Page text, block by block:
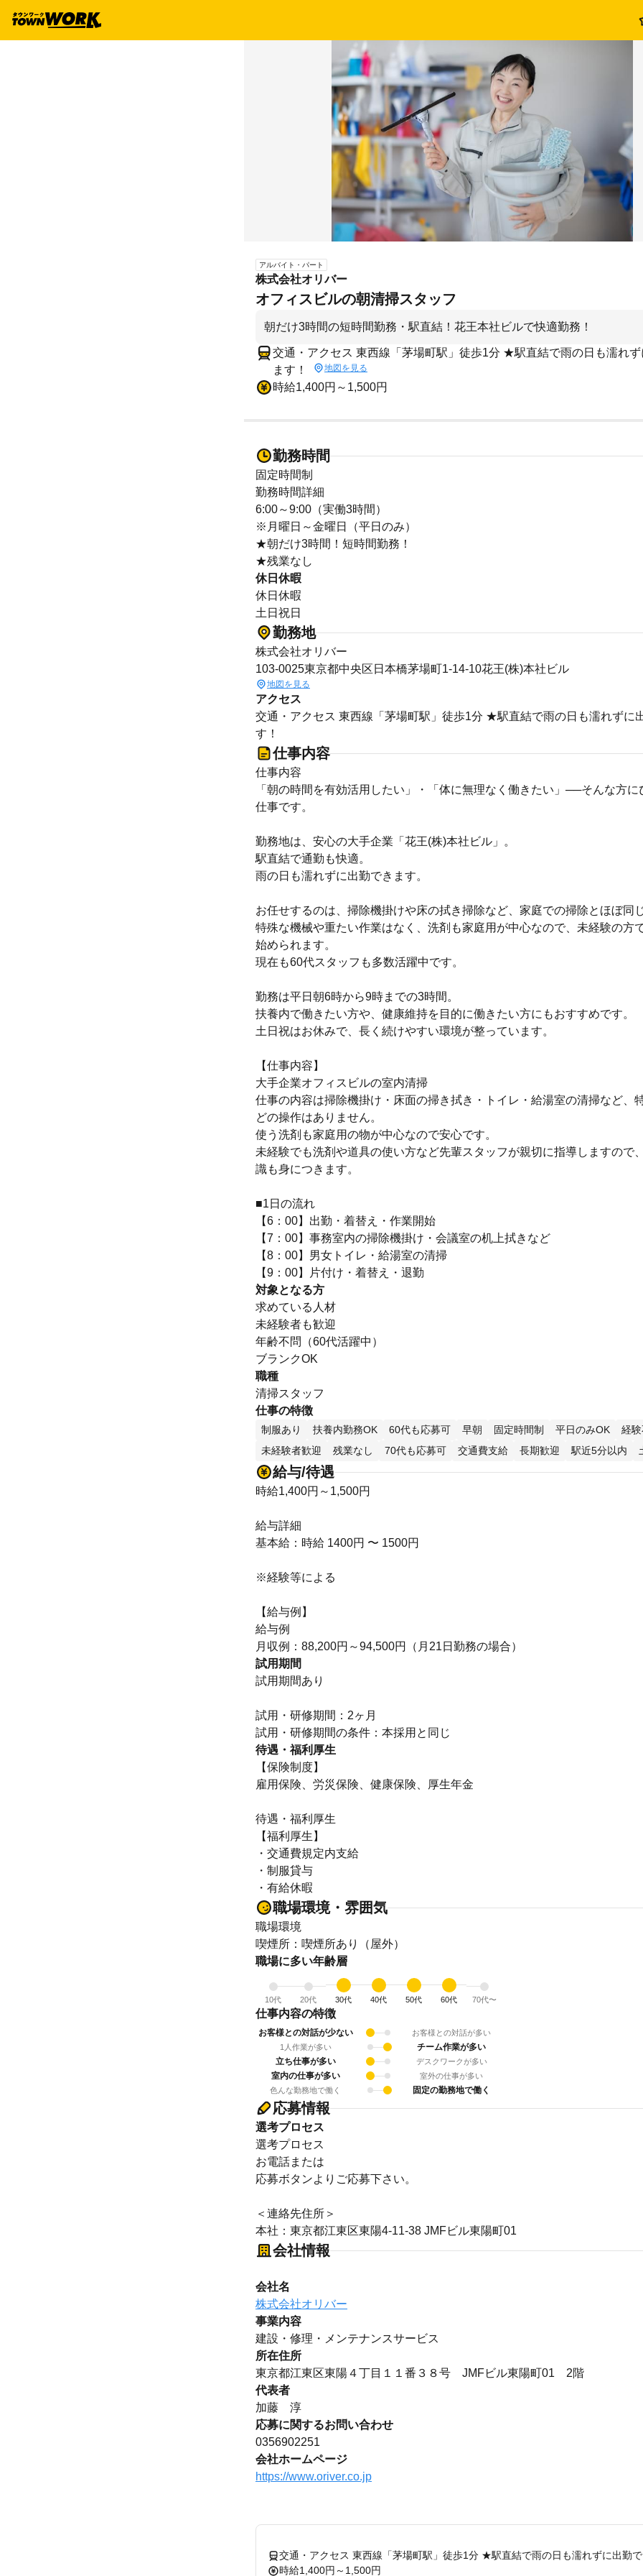
アルバイト・パート
株式会社オリバー
オフィスビルの朝清掃スタッフ
朝だけ3時間の短時間勤務・駅直結！花王本社ビルで快適勤務！
交通・アクセス 東西線「茅場町駅」徒歩1分 ★駅直結で雨の日も濡れず
ます！
地図を見る
時給1,400円～1,500円
勤務時間
固定時間制
勤務時間詳細
6:00～9:00（実働3時間）
※月曜日～金曜日（平日のみ）
★朝だけ3時間！短時間勤務！
★残業なし
休日休暇
休日休暇
土日祝日
勤務地
株式会社オリバー
103-0025東京都中央区日本橋茅場町1-14-10花王(株)本社ビル
地図を見る
アクセス
交通・アクセス 東西線「茅場町駅」徒歩1分 ★駅直結で雨の日も濡れずに
す！
仕事内容
仕事内容
「朝の時間を有効活用したい」・「体に無理なく働きたい」──そんな方に
仕事です。
勤務地は、安心の大手企業「花王(株)本社ビル」。
駅直結で通勤も快適。
雨の日も濡れずに出勤できます。
お任せするのは、掃除機掛けや床の拭き掃除など、家庭での掃除とほぼ同じ
特殊な機械や重たい作業はなく、洗剤も家庭用が中心なので、未経験の方
始められます。
現在も60代スタッフも多数活躍中です。
勤務は平日朝6時から9時までの3時間。
扶養内で働きたい方や、健康維持を目的に働きたい方にもおすすめです。
土日祝はお休みで、長く続けやすい環境が整っています。
【仕事内容】
大手企業オフィスビルの室内清掃
仕事の内容は掃除機掛け・床面の掃き拭き・トイレ・給湯室の清掃など、
どの操作はありません。
使う洗剤も家庭用の物が中心なので安心です。
未経験でも洗剤や道具の使い方など先輩スタッフが親切に指導しますので
識も身につきます。
■1日の流れ
【6：00】出勤・着替え・作業開始
【7：00】事務室内の掃除機掛け・会議室の机上拭きなど
【8：00】男女トイレ・給湯室の清掃
【9：00】片付け・着替え・退勤
対象となる方
求めている人材
未経験者も歓迎
年齢不問（60代活躍中）
ブランクOK
職種
清掃スタッフ
仕事の特徴
制服あり 扶養内勤務OK 60代も応募可 早朝 固定時間制 平日のみOK
経験
未経験者歓迎
残業なし 70代も応募可 交通費支給 長期歓迎 駅近5分以内
給与/待遇
時給1,400円～1,500円
給与詳細
基本給：時給 1400円 〜 1500円
※経験等による
【給与例】
給与例
月収例：88,200円～94,500円（月21日勤務の場合）
試用期間
試用期間あり
試用・研修期間：2ヶ月
待遇・福利厚生
【保険制度】
雇用保険、労災保険、健康保険、厚生年金
待遇・福利厚生
【福利厚生】
・交通費規定内支給
・制服貸与
・有給休暇
職場環境・雰囲気
職場環境
喫煙所：喫煙所あり（屋外）
職場に多い年齢層
10代 20代 30代 40代 50代 60代 70代〜
仕事内容の特徴
お客様との対話が少ない
お客様との対話が多い
1人作業が多い
チーム作業が多い
立ち仕事が多い
デスクワークが多い
室内の仕事が多い
室外の仕事が多い
色んな勤務地で働く
固定の勤務地で働く
応募情報
選考プロセス
選考プロセス
お電話または
応募ボタンよりご応募下さい。
＜連絡先住所＞
本社：東京都江東区東陽4-11-38 JMFビル東陽町01
会社情報
会社名
株式会社オリバー
事業内容
建設・修理・メンテナンスサービス
所在住所
東京都江東区東陽４丁目１１番３８号 JMFビル東陽町01 2階
代表者
加藤 淳
応募に関するお問い合わせ
0356902251
会社ホームページ
https://www.oriver.co.jp
交通・アクセス 東西線「茅場町駅」徒歩1分 ★駅直結で雨の日も濡れずに出勤で
時給1,400円～1,500円